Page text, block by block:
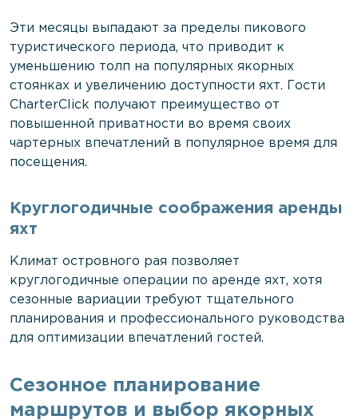
Эти месяцы выпадают за пределы пикового
туристического периода, что приводит к
уменьшению толп на популярных якорных
стоянках и увеличению доступности яхт. Гости
CharterClick получают преимущество от
повышенной приватности во время своих
чартерных впечатлений в популярное время для
посещения.
Круглогодичные соображения аренды
яхт
Климат островного рая позволяет
круглогодичные операции по аренде яхт, хотя
сезонные вариации требуют тщательного
планирования и профессионального руководства
для оптимизации впечатлений гостей.
Сезонное планирование
маршрутов и выбор якорных